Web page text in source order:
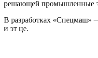
решающей промышленные
В разработках «Спецмаш»
и эт це.